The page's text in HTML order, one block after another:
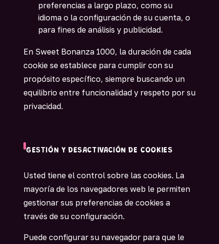
preferencias a largo plazo, como su
idioma o la configuración de su cuenta, o
para fines de análisis y publicidad.
En Sweet Bonanza 1000, la duración de cada
cookie se establece para cumplir con su
propósito específico, siempre buscando un
equilibrio entre funcionalidad y respeto por su
privacidad.
GESTIÓN Y DESACTIVACIÓN DE COOKIES
Usted tiene el control sobre las cookies. La
mayoría de los navegadores web le permiten
gestionar sus preferencias de cookies a
través de su configuración.
Puede configurar su navegador para que le